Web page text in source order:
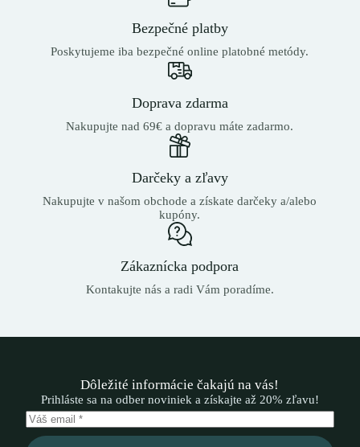
Bezpečné platby
Poskytujeme iba bezpečné online platobné metódy.
Doprava zdarma
Nakupujte nad 69€ a dopravu máte zadarmo.
Darčeky a zľavy
Nakupujte v našom obchode a získate darčeky a/alebo
kupóny.
Zákaznícka podpora
Kontakujte nás a radi Vám poradíme.
Dôležité informácie čakajú na vás!
Prihláste sa na odber noviniek a získajte až 20% zľavu!